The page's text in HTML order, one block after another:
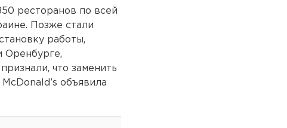
ресторанов по всей
Позже стали
работы,
Оренбурге,
что заменить
объявила